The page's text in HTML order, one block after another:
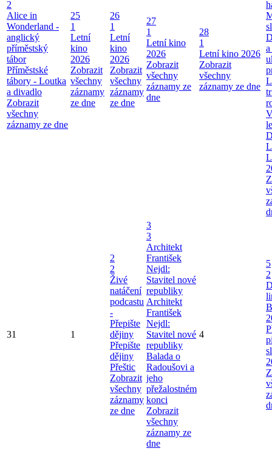
2
Alice in
Wonderland -
anglický
příměstský
tábor
Příměstské
tábory - Loutka
a divadlo
Zobrazit
všechny
záznamy ze dne
25
1
Letní
kino
2026
Zobrazit
všechny
záznamy
ze dne
26
1
Letní
kino
2026
Zobrazit
všechny
záznamy
ze dne
27
1
Letní kino
2026
Zobrazit
všechny
záznamy ze
dne
28
1
Letní kino 2026
Zobrazit
všechny
záznamy ze dne
31 1
2
2
Živé
natáčení
podcastu
-
Přepište
dějiny
Přepište
dějiny
Přeštic
Zobrazit
všechny
záznamy
ze dne
3
3
Architekt
František
Nejdl:
Stavitel nové
republiky
Architekt
František
Nejdl:
Stavitel nové
republiky
Balada o
Radoušovi a
jeho
přežalostném
konci
Zobrazit
všechny
záznamy ze
dne
4
5
2